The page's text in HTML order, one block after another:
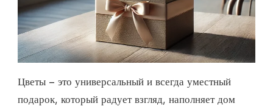
Цветы – это универсальный и всегда уместный
подарок, который радует взгляд, наполняет дом